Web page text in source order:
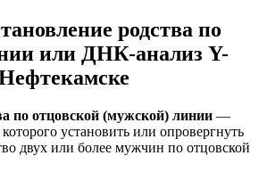
родства по
или ДНК-анализ Y-
по отцовской (мужской) линии —
установить или опровергнуть
двух или более мужчин по отцовской